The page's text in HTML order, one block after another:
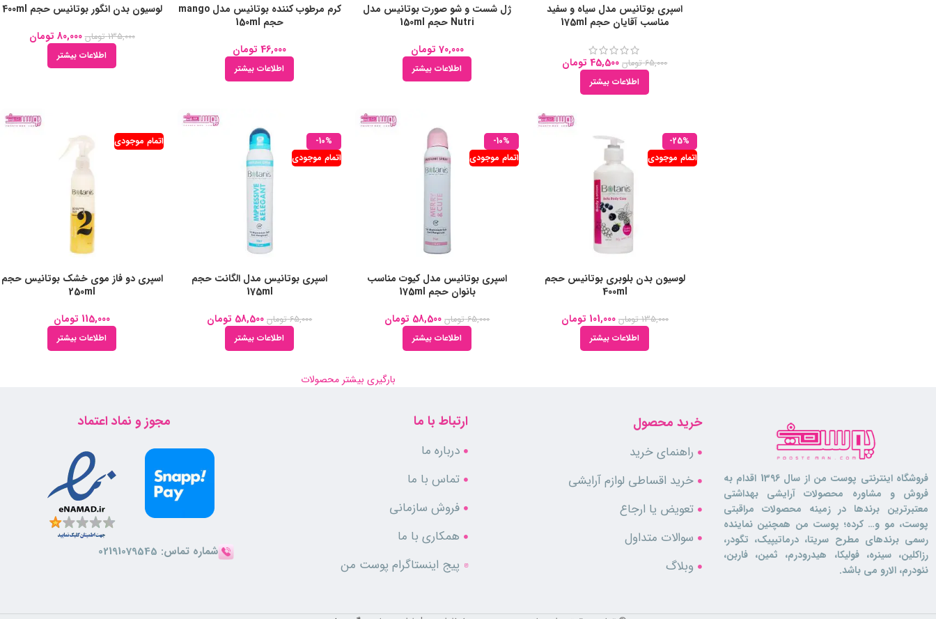
اسپری بوتانیس مدل سیاه و سفید
مناسب آقایان حجم 175ml
65,000 تومان 45,500 تومان
اطلاعات بیشتر
ژل شست و شو صورت بوتانیس مدل
Nutri حجم 150ml
70,000 تومان
اطلاعات بیشتر
کرم مرطوب کننده بوتانیس مدل mango
حجم 150ml
46,000 تومان
اطلاعات بیشتر
لوسیون بدن انگور بوتانیس حجم 400ml
135,000 تومان 80,000 تومان
اطلاعات بیشتر
-25%
اتمام موجودی
لوسیون بدن بلوبری بوتانیس حجم
400ml
135,000 تومان 101,000 تومان
اطلاعات بیشتر
-10%
اتمام موجودی
اسپری بوتانیس مدل کیوت مناسب
بانوان حجم 175ml
65,000 تومان 58,500 تومان
اطلاعات بیشتر
-10%
اتمام موجودی
اسپری بوتانیس مدل الگانت حجم
175ml
65,000 تومان 58,500 تومان
اطلاعات بیشتر
اتمام موجودی
اسپری دو فاز موی خشک بوتانیس حجم
250ml
115,000 تومان
اطلاعات بیشتر
بارگیری بیشتر محصولات
فروشگاه اینترنتی پوست من از سال 1396 اقدام به
فروش و مشاوره محصولات آرایشی بهداشتی
معتبرترین برندها در زمینه محصولات مراقبتی
پوست، مو و… کرده؛ پوست من همچنین نماینده
رسمی برندهای مطرح سریتا، درماتیپیک، تگودر،
رزاکلین، سینره، فولیکا، هیدرودرم، ثمین، فاربن،
نئودرم، الارو می باشد.
خرید محصول
راهنمای خرید
خرید اقساطی لوازم آرایشی
تعویض یا ارجاع
سوالات متداول
وبلاگ
ارتباط با ما
درباره ما
تماس با ما
فروش سازمانی
همکاری با ما
پیج اینستاگرام پوست من
مجوز و نماد اعتماد
شماره تماس: 02191079545